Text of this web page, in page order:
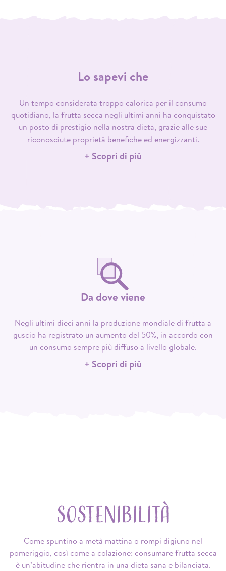
Lo sapevi che
Un tempo considerata troppo calorica per il consumo
quotidiano, la frutta secca negli ultimi anni ha conquistato
un posto di prestigio nella nostra dieta, grazie alle sue
riconosciute proprietà benefiche ed energizzanti.
+ Scopri di più
Da dove viene
Negli ultimi dieci anni la produzione mondiale di frutta a
guscio ha registrato un aumento del 50%, in accordo con
un consumo sempre più diffuso a livello globale.
+ Scopri di più
SOSTENIBILITÀ
Come spuntino a metà mattina o rompi digiuno nel
pomeriggio, così come a colazione: consumare frutta secca
è un’abitudine che rientra in una dieta sana e bilanciata.